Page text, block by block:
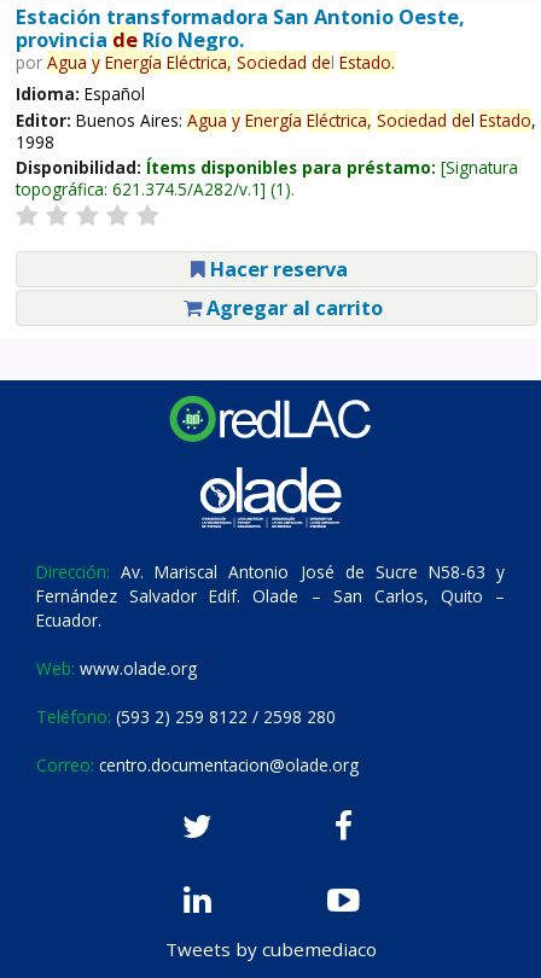
Estación transformadora San Antonio Oeste,
provincia deRío Negro.
por Agua y Energía Eléctrica, Sociedad del Estado.
Idioma: Español
Editor: Buenos Aires: Agua y Energía Eléctrica, Sociedad del Estado,
1998
Disponibilidad: Ítems disponibles para préstamo: Signatura
topográfica: 621.374.5/A282/v.1 (1).
Hacer reserva
Agregar al carrito
Dirección: Av. Mariscal Antonio José de Sucre N58-63 y
Fernández Salvador Edif. Olade – San Carlos, Quito –
Ecuador.
Web: www.olade.org
Teléfono: (593 2) 259 8122 / 2598 280
Correo: centro.documentacion@olade.org
Tweets by cubemediaco